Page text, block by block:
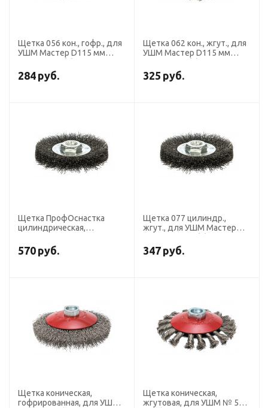
Щетка 056 кон., гофр., для
УШМ Мастер D115 мм
284 руб.
Щетка 062 кон., жгут., для
УШМ Мастер D115 мм
325 руб.
Щетка ПрофОснастка
цилиндрическая,
497 D115 мм Эксперт
М14*2 RPM 6000 SS 0,5
570 руб.
Щетка 077 цилиндр.,
жгут., для УШМ Мастер
347 руб.
Щетка коническая,
гофрированная, для УШМ
Щетка коническая,
жгутовая, для УШМ № 541